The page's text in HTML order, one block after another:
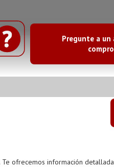
Pregunte a un
. Te ofrecemos información